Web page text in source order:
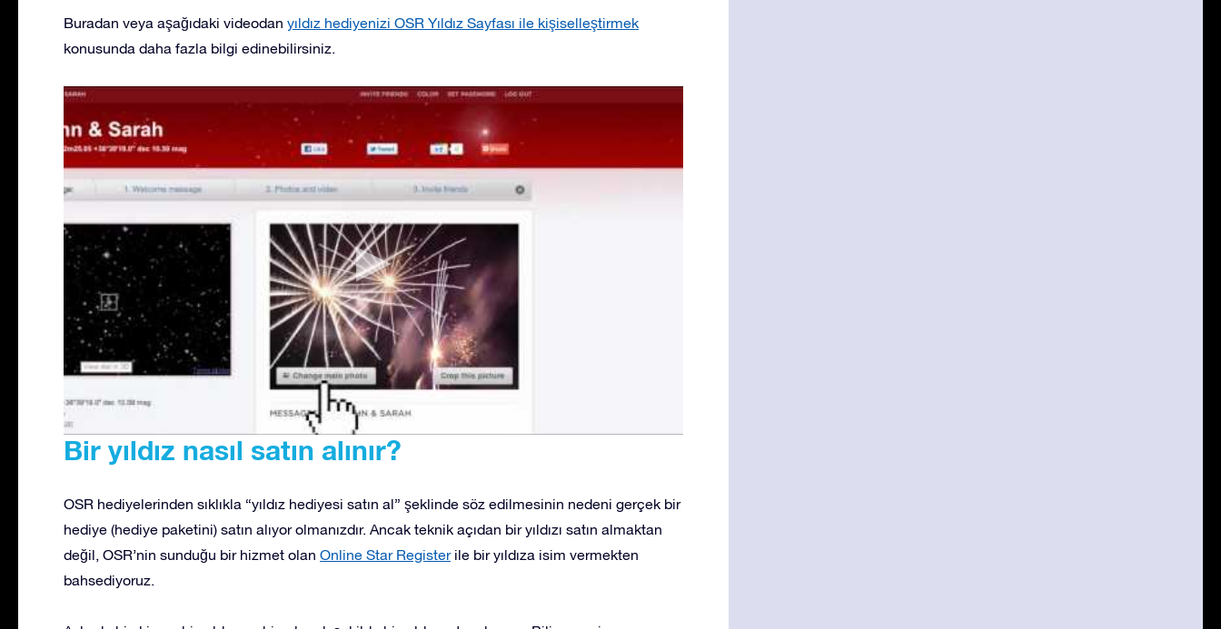
Buradan veya aşağıdaki videodan yıldız hediyenizi OSR Yıldız Sayfası ile kişiselleştirmek
konusunda daha fazla bilgi edinebilirsiniz.
Bir yıldız nasıl satın alınır?
OSR hediyelerinden sıklıkla “yıldız hediyesi satın al” şeklinde söz edilmesinin nedeni gerçek bir
hediye (hediye paketini) satın alıyor olmanızdır. Ancak teknik açıdan bir yıldızı satın almaktan
değil, OSR’nin sunduğu bir hizmet olan Online Star Registerile bir yıldıza isim vermekten
bahsediyoruz.